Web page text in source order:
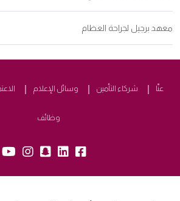
معهد برجيل لجراحة العظام
عنّا شركاء التأمين وسائل الإعلام
وظائف
fb:
lk:
snapchat:
insta:
yb: